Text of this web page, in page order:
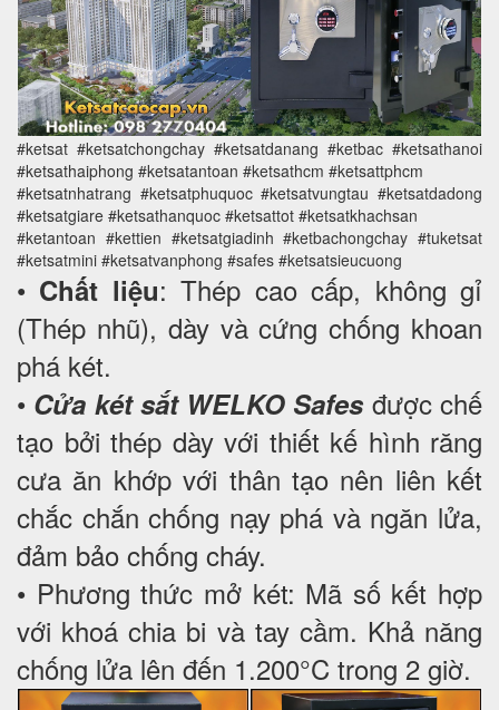
#ketsat #ketsatchongchay #ketsatdanang #ketbac #ketsathanoi
#ketsathaiphong #ketsatantoan #ketsathcm #ketsattphcm
#ketsatnhatrang #ketsatphuquoc #ketsatvungtau #ketsatdadong
#ketsatgiare #ketsathanquoc #ketsattot #ketsatkhachsan
#ketantoan #kettien #ketsatgiadinh #ketbachongchay #tuketsat
#ketsatmini #ketsatvanphong #safes #ketsatsieucuong
• Chất liệu: Thép cao cấp, không gỉ
(Thép nhũ), dày và cứng chống khoan
phá két.
• Cửa két sắt WELKO Safesđược chế
tạo bởi thép dày với thiết kế hình răng
cưa ăn khớp với thân tạo nên liên kết
chắc chắn chống nạy phá và ngăn lửa,
đảm bảo chống cháy.
• Phương thức mở két: Mã số kết hợp
với khoá chia bi và tay cầm. Khả năng
chống lửa lên đến 1.200°C trong 2 giờ.